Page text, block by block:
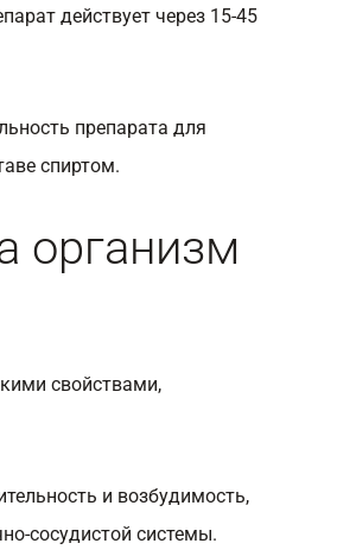
действует через 15-45
препарата для
спиртом.
организм
свойствами,
и возбудимость,
сосудистой системы.